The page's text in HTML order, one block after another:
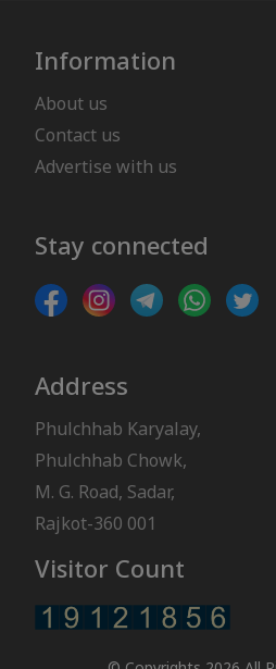
Information
About us
Contact us
Advertise with us
Stay connected
Address
Phulchhab Karyalay,
Phulchhab Chowk,
M. G. Road, Sadar,
Rajkot-360 001
Visitor Count